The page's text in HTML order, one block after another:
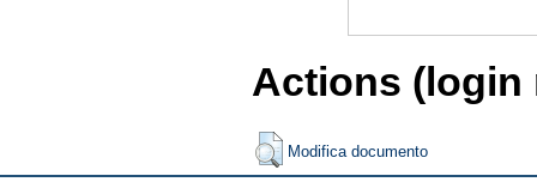
Actions (login
Modifica documento